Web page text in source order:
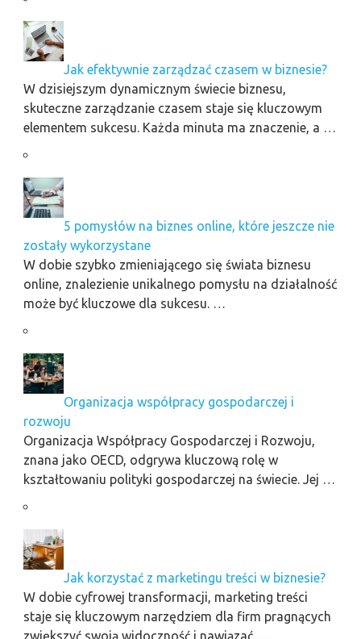
Jak efektywnie zarządzać czasem w biznesie?
W dzisiejszym dynamicznym świecie biznesu,
skuteczne zarządzanie czasem staje się kluczowym
elementem sukcesu. Każda minuta ma znaczenie, a …
5 pomysłów na biznes online, które jeszcze nie
zostały wykorzystane
W dobie szybko zmieniającego się świata biznesu
online, znalezienie unikalnego pomysłu na działalność
może być kluczowe dla sukcesu. …
Organizacja współpracy gospodarczej i
rozwoju
Organizacja Współpracy Gospodarczej i Rozwoju,
znana jako OECD, odgrywa kluczową rolę w
kształtowaniu polityki gospodarczej na świecie. Jej …
Jak korzystać z marketingu treści w biznesie?
W dobie cyfrowej transformacji, marketing treści
staje się kluczowym narzędziem dla firm pragnących
zwiększyć swoją widoczność i nawiązać …